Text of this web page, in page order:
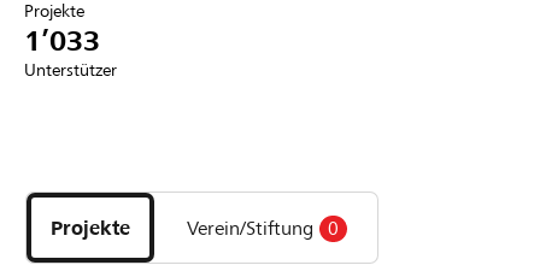
Anmelden
DE FR IT
Projekte
1’033
Unterstützer
Projekte
und
Organisationen
Projekte Verein/Stiftung 0